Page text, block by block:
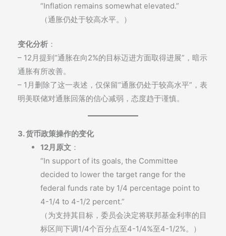
“Inflation remains somewhat elevated.”
（通胀仍处于较高水平。）
变化分析 ：
– 12月提到“通胀在向2%的目标迈进方面取得进展”，暗示
通胀有所改善。
– 1月删除了这一表述，仅保留“通胀仍处于较高水平”，表
明美联储对通胀回落的信心减弱，态度趋于谨慎。
3. 货币政策操作的变化
12月原文 ：
“In support of its goals, the Committee
decided to lower the target range for the
federal funds rate by 1/4 percentage point to
4-1/4 to 4-1/2 percent.”
（为支持其目标，委员会决定将联邦基金利率的目
标区间下调1/4个百分点至4-1/4%至4-1/2%。）